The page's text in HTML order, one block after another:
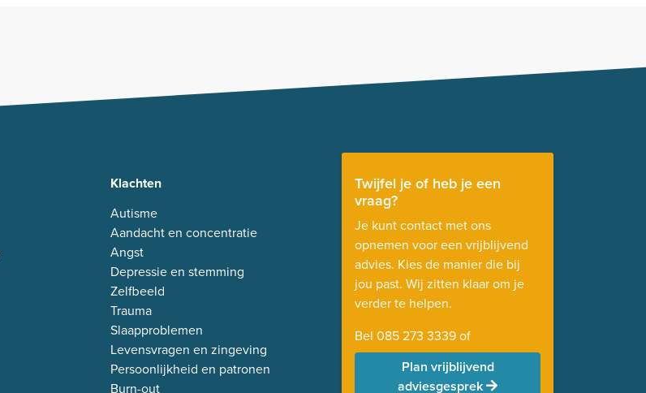
Twijfel je of heb je een
vraag?
Je kunt contact met ons
opnemen voor een vrijblijvend
advies. Kies de manier die bij
jou past. Wij zitten klaar om je
verder te helpen.
Bel 085 273 3339of
Plan vrijblijvend
adviesgesprek
Klachten
Autisme
Aandacht en concentratie
Angst
Depressie en stemming
Zelfbeeld
Trauma
Slaapproblemen
Levensvragen en zingeving
Persoonlijkheid en patronen
Burn-out